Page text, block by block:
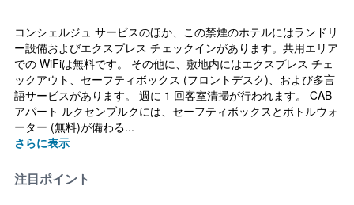
コンシェルジュ サービスのほか、この禁煙のホテルにはランドリ
ー設備およびエクスプレス チェックインがあります。共用エリア
での WiFiは無料です。 その他に、敷地内にはエクスプレス チェ
ックアウト、セーフティボックス (フロントデスク)、および多言
語サービスがあります。 週に 1 回客室清掃が行われます。 CAB
アパート ルクセンブルクには、セーフティボックスとボトルウォ
ーター (無料)が備わる...
さらに表示
注目ポイント